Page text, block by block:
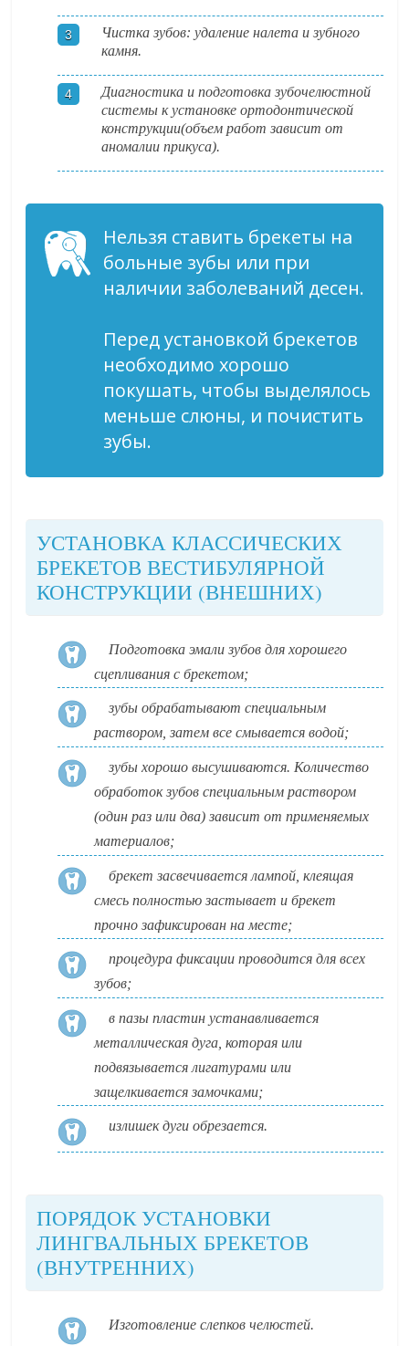
Чистка зубов: удаление налета и зубного
камня.
Диагностика и подготовка зубочелюстной
системы к установке ортодонтической
конструкции(объем работ зависит от
аномалии прикуса).
Нельзя ставить брекеты на
больные зубы или при
наличии заболеваний десен.
Перед установкой брекетов
необходимо хорошо
покушать, чтобы выделялось
меньше слюны, и почистить
зубы.
УСТАНОВКА КЛАССИЧЕСКИХ
БРЕКЕТОВ ВЕСТИБУЛЯРНОЙ
КОНСТРУКЦИИ (ВНЕШНИХ)
Подготовка эмали зубов для хорошего
сцепливания с брекетом;
зубы обрабатывают специальным
раствором, затем все смывается водой;
зубы хорошо высушиваются. Количество
обработок зубов специальным раствором
(один раз или два) зависит от применяемых
материалов;
брекет засвечивается лампой, клеящая
смесь полностью застывает и брекет
прочно зафиксирован на месте;
процедура фиксации проводится для всех
зубов;
в пазы пластин устанавливается
металлическая дуга, которая или
подвязывается лигатурами или
защелкивается замочками;
излишек дуги обрезается.
ПОРЯДОК УСТАНОВКИ
ЛИНГВАЛЬНЫХ БРЕКЕТОВ
(ВНУТРЕННИХ)
Изготовление слепков челюстей.